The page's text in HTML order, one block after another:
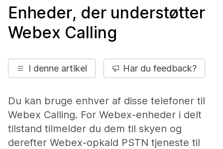
Enheder, der understøtter
Webex Calling
I denne artikel Har du feedback?
Du kan bruge enhver af disse telefoner til
Webex Calling. For Webex-enheder i delt
tilstand tilmelder du dem til skyen og
derefter Webex-opkald PSTN tjeneste til